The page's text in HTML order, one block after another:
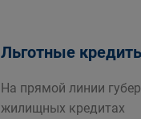
Льготные
На прямой линии
жилищных кредитах